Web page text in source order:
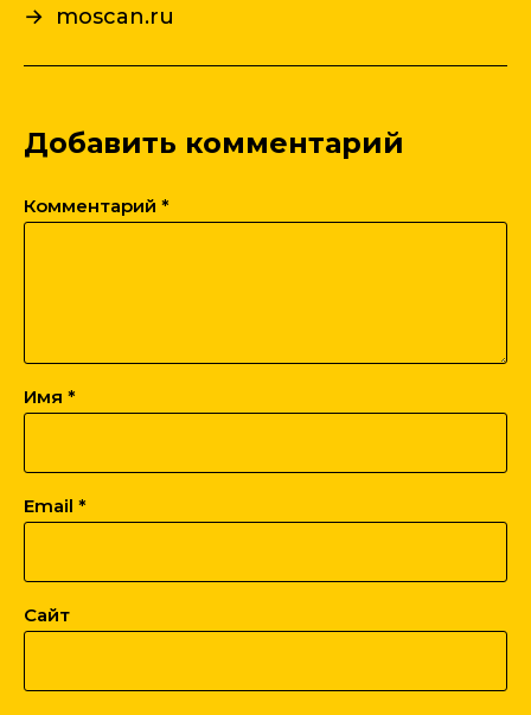
→ moscan.ru
Добавить комментарий
Комментарий *
Имя *
Email *
Сайт